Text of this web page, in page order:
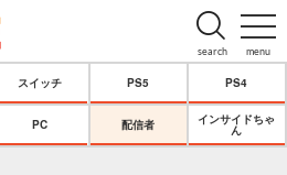
menu
search
スイッチ PS5 PS4
PC 配信者
インサイドちゃ
ん